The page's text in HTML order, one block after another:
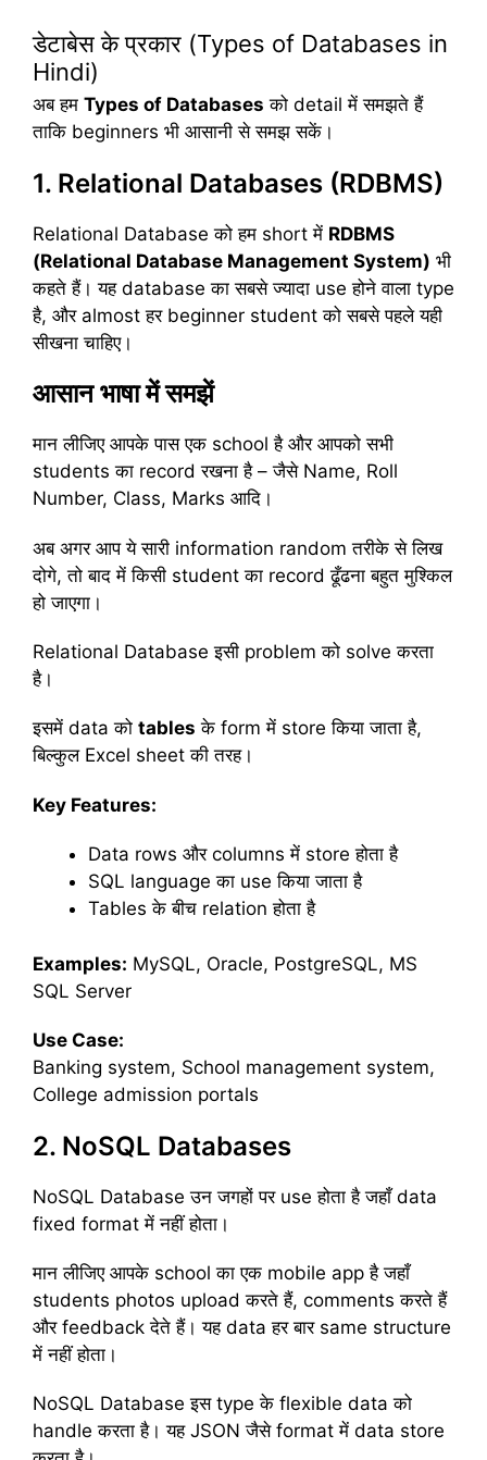
डेटाबेस के प्रकार (Types of Databases in
Hindi)
अब हम Types of Databases को detail में समझते हैं
ताकि beginners भी आसानी से समझ सकें।
1. Relational Databases (RDBMS)
Relational Database को हम short में RDBMS
(Relational Database Management System) भी
कहते हैं। यह database का सबसे ज्यादा use होने वाला type
है, और almost हर beginner student को सबसे पहले यही
सीखना चाहिए।
आसान भाषा में समझें
मान लीजिए आपके पास एक school है और आपको सभी
students का record रखना है – जैसे Name, Roll
Number, Class, Marks आदि।
अब अगर आप ये सारी information random तरीके से लिख
दोगे, तो बाद में किसी student का record ढूँढना बहुत मुश्किल
हो जाएगा।
Relational Database इसी problem को solve करता
है।
इसमें data को tables के form में store किया जाता है,
बिल्कुल Excel sheet की तरह।
Key Features:
Data rows और columns में store होता है
SQL language का use किया जाता है
Tables के बीच relation होता है
Examples: MySQL, Oracle, PostgreSQL, MS
SQL Server
Use Case:
Banking system, School management system,
College admission portals
2. NoSQL Databases
NoSQL Database उन जगहों पर use होता है जहाँ data
fixed format में नहीं होता।
मान लीजिए आपके school का एक mobile app है जहाँ
students photos upload करते हैं, comments करते हैं
और feedback देते हैं। यह data हर बार same structure
में नहीं होता।
NoSQL Database इस type के flexible data को
handle करता है। यह JSON जैसे format में data store